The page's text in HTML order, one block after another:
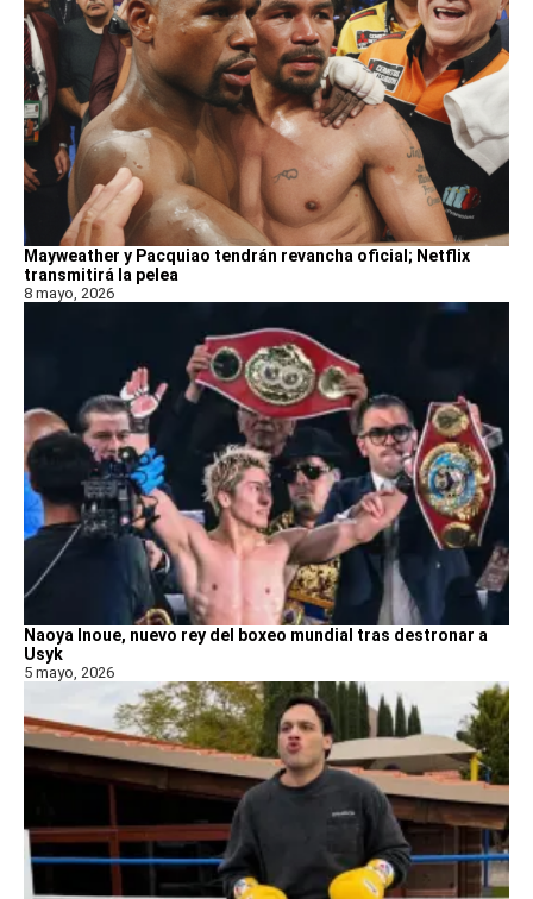
Mayweather y Pacquiao tendrán revancha oficial; Netflix
transmitirá la pelea
8 mayo, 2026
Naoya Inoue, nuevo rey del boxeo mundial tras destronar a
Usyk
5 mayo, 2026